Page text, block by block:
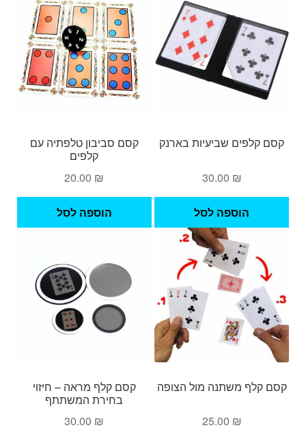
קסם קלפים שביעיות בארנק
30.00 ₪
הוספה לסל
קסם סביבון טלפתיה עם
קלפים
20.00 ₪
הוספה לסל
קסם קלף משתנה מול הצופה
25.00 ₪
קסם קלף מראה – חיזוי
בחירת המשתתף
30.00 ₪